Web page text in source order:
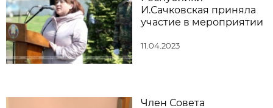
И.Сачковская приняла
участие в мероприятии
11.04.2023
Член Совета